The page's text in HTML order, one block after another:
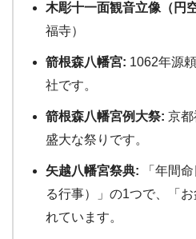
木彫十一面観音立像（円
福寺）
箭根森八幡宮: 1062年源
社です。
箭根森八幡宮例大祭: 京都
盛大な祭りです。
矢越八幡宮祭典: 「年間
る行事）」の1つで、「
れています。